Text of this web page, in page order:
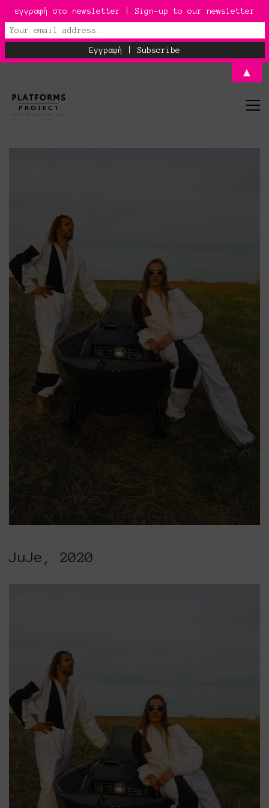
JuJe, 2020
παρουσιάζεται κάθε χρόνο από το 2013. Το
Platforms Project σκοπό έχει να χαρτογραφήσει
την εικαστική δράση όπως αυτή παράγεται μέσα
στα πλαίσια ομαδικών πρωτοβουλιών καλλιτεχνών
που αποφασίζουν να αναζητήσουν από κοινού
λύσεις στα εικαστικά ερωτήματα δημιουργώντας
τις λεγόμενες πλατφόρμες.
The Platforms Project is an international
exhibition of the independent art scene and
has been presented every year since 2013. The
objective of Platforms Project is to map
artistic action as it is produced in the
εγγραφή στο newsletter | Sign-up to our newsletter
▲